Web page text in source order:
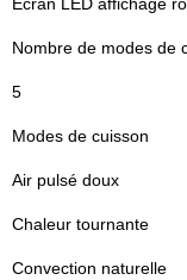
Écran LED affichage
Nombre de modes de
5
Modes de cuisson
Air pulsé doux
Chaleur tournante
Convection naturelle